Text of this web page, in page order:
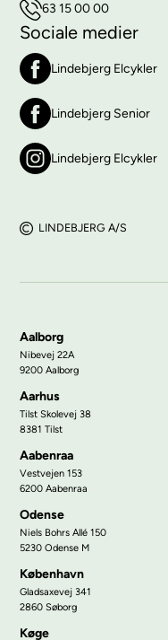
63 15 00 00
Sociale medier
Lindebjerg Elcykler
Lindebjerg Senior
Lindebjerg Elcykler
LINDEBJERG A/S
Aalborg
Nibevej 22A
9200 Aalborg
Aarhus
Tilst Skolevej 38
8381 Tilst
Aabenraa
Vestvejen 153
6200 Aabenraa
Odense
Niels Bohrs Allé 150
5230 Odense M
København
Gladsaxevej 341
2860 Søborg
Køge